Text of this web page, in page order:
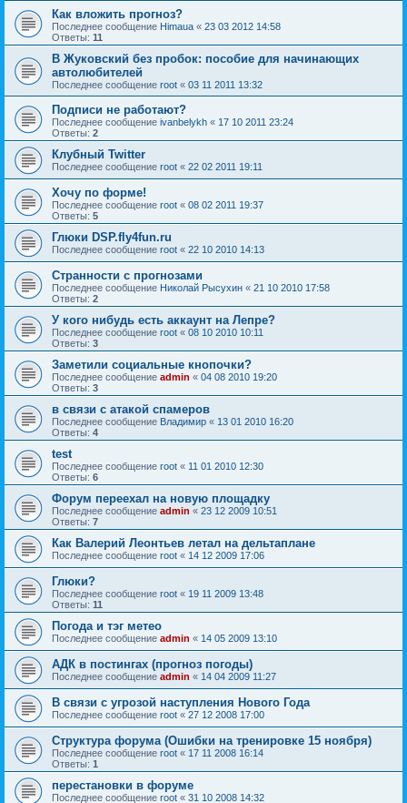
Как вложить прогноз?
Последнее сообщение Himaua « 23 03 2012 14:58
Ответы: 11
В Жуковский без пробок: пособие для начинающих
автолюбителей
Последнее сообщение root « 03 11 2011 13:32
Подписи не работают?
Последнее сообщение ivanbelykh « 17 10 2011 23:24
Ответы: 2
Клубный Twitter
Последнее сообщение root « 22 02 2011 19:11
Хочу по форме!
Последнее сообщение root « 08 02 2011 19:37
Ответы: 5
Глюки DSP.fly4fun.ru
Последнее сообщение root « 22 10 2010 14:13
Странности с прогнозами
Последнее сообщение Николай Рысухин « 21 10 2010 17:58
Ответы: 2
У кого нибудь есть аккаунт на Лепре?
Последнее сообщение root « 08 10 2010 10:11
Ответы: 3
Заметили социальные кнопочки?
Последнее сообщение admin « 04 08 2010 19:20
Ответы: 3
в связи с атакой спамеров
Последнее сообщение Владимир « 13 01 2010 16:20
Ответы: 4
test
Последнее сообщение root « 11 01 2010 12:30
Ответы: 6
Форум переехал на новую площадку
Последнее сообщение admin « 23 12 2009 10:51
Ответы: 7
Как Валерий Леонтьев летал на дельтаплане
Последнее сообщение root « 14 12 2009 17:06
Глюки?
Последнее сообщение root « 19 11 2009 13:48
Ответы: 11
Погода и тэг метео
Последнее сообщение admin « 14 05 2009 13:10
АДК в постингах (прогноз погоды)
Последнее сообщение admin « 14 04 2009 11:27
В связи с угрозой наступления Нового Года
Последнее сообщение root « 27 12 2008 17:00
Структура форума (Ошибки на тренировке 15 ноября)
Последнее сообщение root « 17 11 2008 16:14
Ответы: 1
перестановки в форуме
Последнее сообщение root « 31 10 2008 14:32